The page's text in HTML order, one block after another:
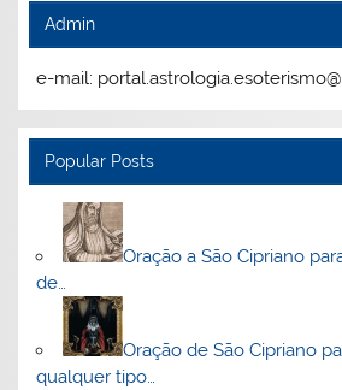
Admin
e-mail:
Popular Posts
Oração a São Cipriano
de…
Oração de São Cipriano
qualquer tipo…